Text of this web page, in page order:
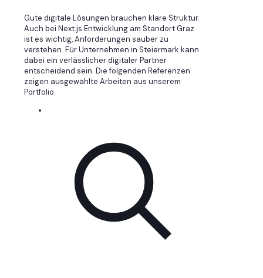
Gute digitale Lösungen brauchen klare Struktur.
Auch bei Next.js Entwicklung am Standort Graz
ist es wichtig, Anforderungen sauber zu
verstehen. Für Unternehmen in Steiermark kann
dabei ein verlässlicher digitaler Partner
entscheidend sein. Die folgenden Referenzen
zeigen ausgewählte Arbeiten aus unserem
Portfolio.